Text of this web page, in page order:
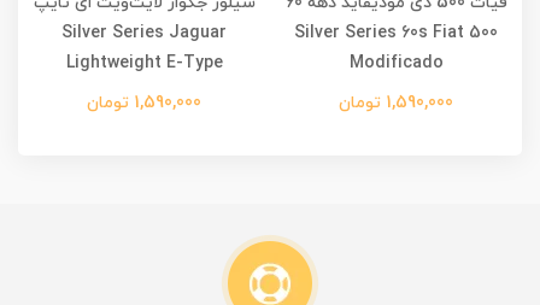
Silver Series 60s Fiat 500
Modificado
1,590,000 تومان
Silver Series Jaguar
Lightweight E-Type
1,590,000 تومان